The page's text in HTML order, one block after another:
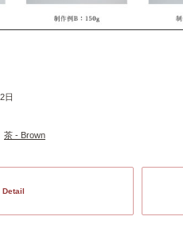
日
茶 - Brown
Detail